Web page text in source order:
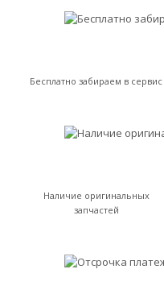
Бесплатно забираем в сервис
Наличие оригинальных
запчастей